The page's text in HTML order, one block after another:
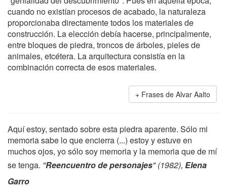
cuando no existían procesos de acabado, la naturaleza
proporcionaba directamente todos los materiales de
construcción. La elección debía hacerse, principalmente,
entre bloques de piedra, troncos de árboles, pieles de
animales, etcétera. La arquitectura consistía en la
combinación correcta de esos materiales.
Frases de Alvar Aalto
Aquí estoy, sentado sobre esta piedra aparente. Sólo mi
memoria sabe lo que encierra (...) estoy y estuve en
muchos ojos, yo sólo soy memoria y la memoria que de mí
se tenga. "Reencuentro de personajes" (1982), Elena
Garro